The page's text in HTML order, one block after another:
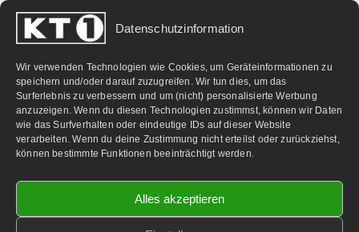
Datenschutzinformation
Wir verwenden Technologien wie Cookies, um Geräteinformationen zu
speichern und/oder darauf zuzugreifen. Wir tun dies, um das
Surferlebnis zu verbessern und um (nicht) personalisierte Werbung
anzuzeigen. Wenn du diesen Technologien zustimmst, können wir Daten
wie das Surfverhalten oder eindeutige IDs auf dieser Website
verarbeiten. Wenn du deine Zustimmung nicht erteilst oder zurückziehst,
können bestimmte Funktionen beeinträchtigt werden.
Alles akzeptieren
PARTNERLINKS: